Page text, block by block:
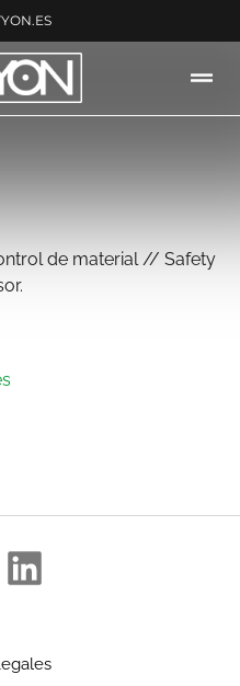
de material // Safety